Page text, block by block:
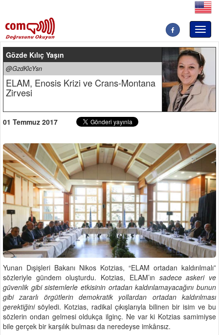
Gözde Kılıç Yaşın
@GzdKlcYsn
ELAM, Enosis Krizi ve Crans-Montana
Zirvesi
01 Temmuz 2017
Yunan Dışişleri Bakanı Nikos Kotzias, “ELAM ortadan kaldırılmalı”
sözleriyle gündem oluşturdu. Kotzias, ELAM’ın sadece askeri ve
güvenlik gibi sistemlerle etkisinin ortadan kaldırılamayacağını bunun
gibi zararlı örgütlerin demokratik yollardan ortadan kaldırılması
gerektiğini söyledi. Kotzias, radikal çıkışlarıyla bilinen bir isim ve bu
sözlerin ondan gelmesi oldukça ilginç. Ne var ki Kotzias samimiyse
bile gerçek bir karşılık bulması da neredeyse imkânsız.